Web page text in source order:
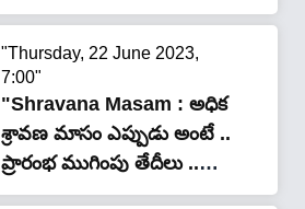
గడిస్తారు…!!"
"Thursday, 22 June 2023,
7:00"
"Shravana Masam : అధిక
శ్రావణ మాసం ఎప్పుడు అంటే ..
ప్రారంభ ముగింపు తేదీలు ..
వరలక్ష్మీ వ్రతం .. పూర్తి వివరాలు